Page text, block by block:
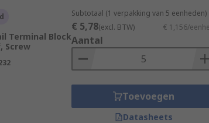
Terminal Block
Screw
Subtotaal (1 verpakking van 5 eenheden)
€ 5,78(excl. BTW) € 1,156/
Aantal
Toevoegen
Datasheets